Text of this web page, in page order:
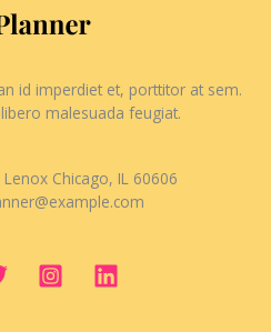
id imperdiet et, porttitor at sem.
malesuada feugiat.
Chicago, IL 60606